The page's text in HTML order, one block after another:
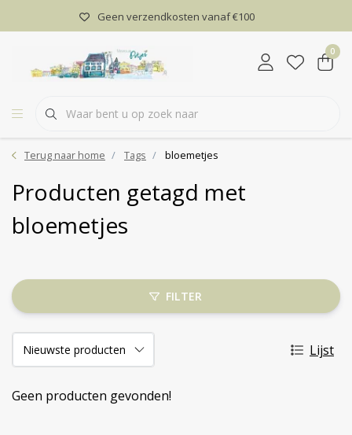
Geen verzendkosten vanaf €100
0
Terug naar home Tags bloemetjes
Producten getagd met
bloemetjes
FILTER
Lijst
Geen producten gevonden!